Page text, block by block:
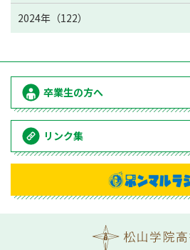
2024年（122）
卒業生の方へ
リンク集